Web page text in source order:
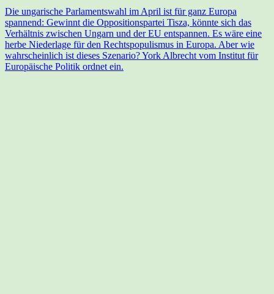
Die ungarische Parlamentswahl im April ist für ganz Europa
spannend: Gewinnt die Oppositionspartei Tisza, könnte sich das
Verhältnis zwischen Ungarn und der EU entspannen. Es wäre eine
herbe Niederlage für den Rechtspopulismus in Europa. Aber wie
wahrscheinlich ist dieses Szenario? York Albrecht vom Institut für
Europäische Politik ordnet ein.